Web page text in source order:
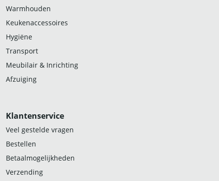
Warmhouden
Keukenaccessoires
Hygiëne
Transport
Meubilair & Inrichting
Afzuiging
Klantenservice
Veel gestelde vragen
Bestellen
Betaalmogelijkheden
Verzending